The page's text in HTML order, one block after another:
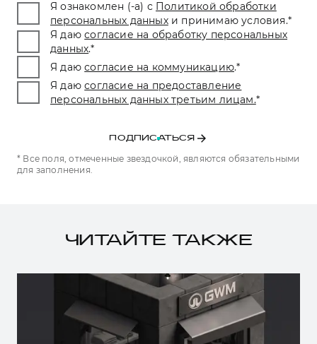
Я ознакомлен (-а) с Политикой обработки
персональных данных и принимаю условия.*
Я даю согласие на обработку персональных
данных.*
Я даю согласие на коммуникацию.*
Я даю согласие на предоставление
персональных данных третьим лицам.*
ПОДПИСАТЬСЯ
* Все поля, отмеченные звездочкой, являются обязательными
для заполнения.
ЧИТАЙТЕ ТАКЖЕ